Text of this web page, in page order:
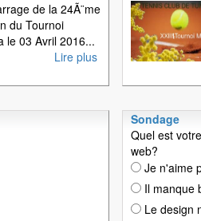
de la 24Ã¨me
du Tournoi
le 03 Avril 2016...
Lire plus
Sondage
Quel est
web?
Je n'aime
Il manque
Le design